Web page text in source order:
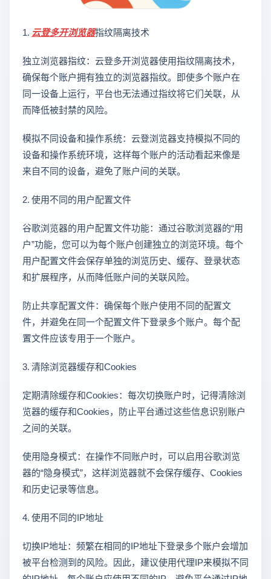
1. 云登多开浏览器指纹隔离技术
独立浏览器指纹：云登多开浏览器使用指纹隔离技术，
确保每个账户拥有独立的浏览器指纹。即使多个账户在
同一设备上运行，平台也无法通过指纹将它们关联，从
而降低被封禁的风险。
模拟不同设备和操作系统：云登浏览器支持模拟不同的
设备和操作系统环境，这样每个账户的活动看起来像是
来自不同的设备，避免了账户间的关联。
2. 使用不同的用户配置文件
谷歌浏览器的用户配置文件功能：通过谷歌浏览器的“用
户”功能，您可以为每个账户创建独立的浏览环境。每个
用户配置文件会保存单独的浏览历史、缓存、登录状态
和扩展程序，从而降低账户间的关联风险。
防止共享配置文件：确保每个账户使用不同的配置文
件，并避免在同一个配置文件下登录多个账户。每个配
置文件应该专用于一个账户。
3. 清除浏览器缓存和Cookies
定期清除缓存和Cookies：每次切换账户时，记得清除浏
览器的缓存和Cookies，防止平台通过这些信息识别账户
之间的关联。
使用隐身模式：在操作不同账户时，可以启用谷歌浏览
器的“隐身模式”，这样浏览器就不会保存缓存、Cookies
和历史记录等信息。
4. 使用不同的IP地址
切换IP地址：频繁在相同的IP地址下登录多个账户会增加
被平台检测到的风险。因此，建议使用代理IP来模拟不同